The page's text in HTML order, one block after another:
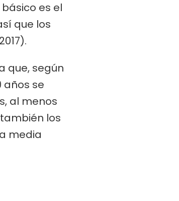
es el
que los
que, según
años se
al menos
los
media